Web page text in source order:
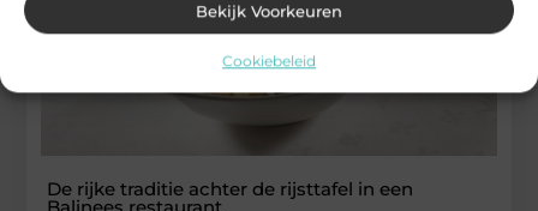
Bekijk Voorkeuren
Cookiebeleid
De rijke traditie achter de rijsttafel in een
Balinees restaurant